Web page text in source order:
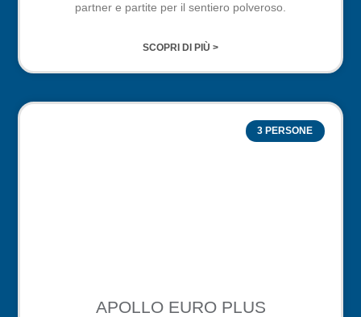
partner e partite per il sentiero polveroso.
SCOPRI DI PIÙ >
3 PERSONE
APOLLO EURO PLUS